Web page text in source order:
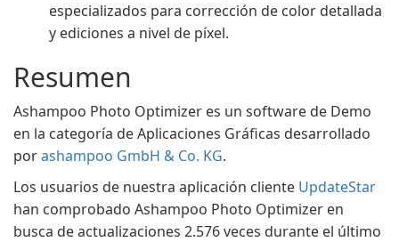
especializados para corrección de color detallada
y ediciones a nivel de píxel.
Resumen
Ashampoo Photo Optimizer es un software de Demo
en la categoría de Aplicaciones Gráficas desarrollado
porashampoo GmbH & Co. KG.
Los usuarios de nuestra aplicación cliente UpdateStar
han comprobado Ashampoo Photo Optimizer en
busca de actualizaciones 2.576 veces durante el último